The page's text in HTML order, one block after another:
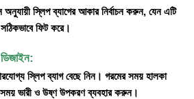
স্লিপ ব্যাগের আকার নির্বাচন করুন, যেন এটি
ফিট করে।
স্লিপ ব্যাগ বেছে নিন। গরমের সময় হালকা
ভারী ও উষ্ণ উপকরণ ব্যবহার করুন।